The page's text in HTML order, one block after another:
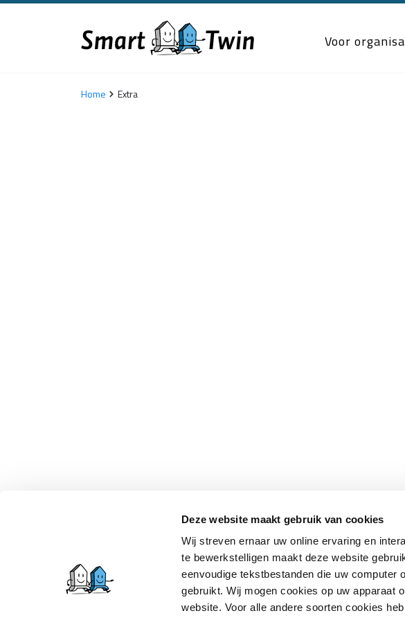
Deze website maakt gebruik van cookies
Wij streven ernaar uw online ervaring en
te bewerkstelligen maakt deze website
eenvoudige tekstbestanden die uw computer
gebruikt. Wij mogen cookies op uw apparaat
website. Voor alle andere soorten cookies
Voor
Home Extra